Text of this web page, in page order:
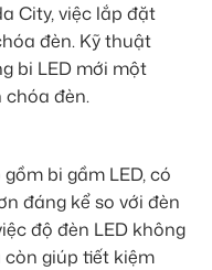
City, việc lắp đặt
đèn. Kỹ thuật
bi LED mới một
chóa đèn.
bi gầm LED, có
đáng kể so với đèn
độ đèn LED không
giúp tiết kiệm